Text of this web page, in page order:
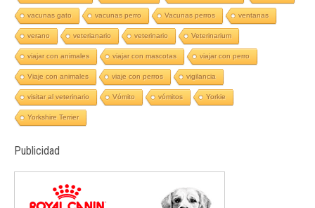
vacunas gato vacunas perro Vacunas perros ventanas
verano veterianario veterinario Veterinarium
viajar con animales viajar con mascotas viajar con perro
Viaje con animales viaje con perros vigilancia
visitar al veterinario Vómito vómitos Yorkie
Yorkshire Terrier
Publicidad